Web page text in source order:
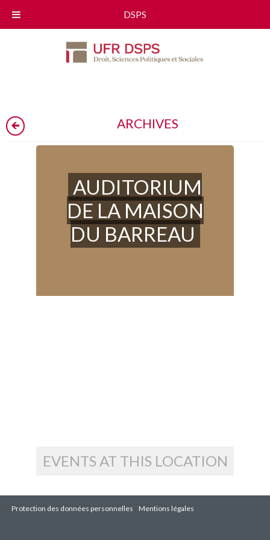
ARCHIVES
AUDITORIUM
DE LA MAISON
DU BARREAU
EVENTS AT THIS LOCATION
Protection des données personnelles Mentions légales
DSPS